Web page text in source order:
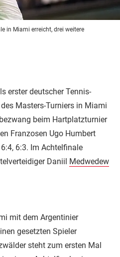
in Miami erreicht, drei weitere
erster deutscher Tennis-
Masters-Turniers in Miami
beim Hartplatzturnier
Franzosen Ugo Humbert
6:3. Im Achtelfinale
Daniil Medwedew
mit dem Argentinier
gesetzten Spieler
steht zum ersten Mal